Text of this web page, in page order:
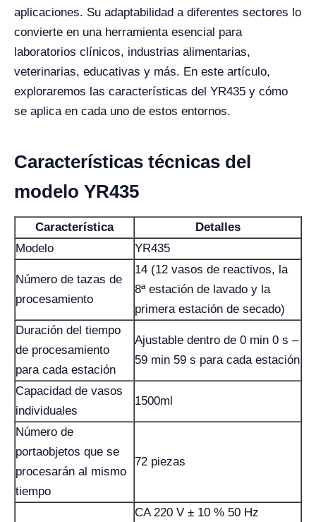
aplicaciones. Su adaptabilidad a diferentes sectores lo
convierte en una herramienta esencial para
laboratorios clínicos, industrias alimentarias,
veterinarias, educativas y más. En este artículo,
exploraremos las características del YR435 y cómo
se aplica en cada uno de estos entornos.
Características técnicas del
modelo YR435
Característica
Detalles
Modelo
YR435
Número de tazas de
procesamiento
14 (12 vasos de reactivos, la
8ª estación de lavado y la
primera estación de secado)
Duración del tiempo
de procesamiento
para cada estación
Ajustable dentro de 0 min 0 s –
59 min 59 s para cada estación
Capacidad de vasos
individuales
1500ml
Número de
portaobjetos que se
procesarán al mismo
tiempo
72 piezas
CA 220 V ± 10 % 50 Hz